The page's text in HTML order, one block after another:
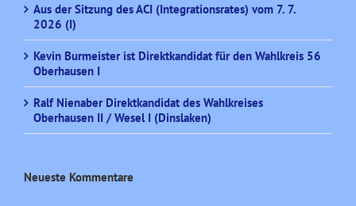
Aus der Sitzung des ACI (Integrationsrates) vom 7. 7.
2026 (I)
Kevin Burmeister ist Direktkandidat für den Wahlkreis 56
Oberhausen I
Ralf Nienaber Direktkandidat des Wahlkreises
Oberhausen II / Wesel I (Dinslaken)
Neueste Kommentare